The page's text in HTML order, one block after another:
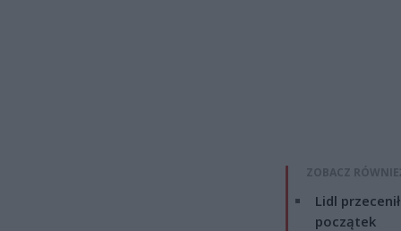
ZOBACZ
Lidl
początek